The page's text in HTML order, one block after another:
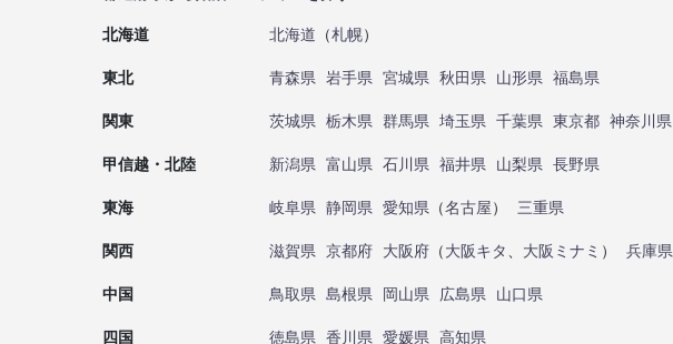
北海道 北海道 （札幌）
東北 青森県 岩手県 宮城県 秋田県 山形県 福島県
関東 茨城県 栃木県 群馬県 埼玉県 千葉県 東京都 神奈川県
甲信越・北陸 新潟県 富山県 石川県 福井県 山梨県 長野県
東海 岐阜県 静岡県 愛知県 （名古屋） 三重県
関西 滋賀県 京都府 大阪府 （大阪キタ 大阪ミナミ ） 兵庫県
中国 鳥取県 島根県 岡山県 広島県 山口県
四国 徳島県 香川県 愛媛県 高知県